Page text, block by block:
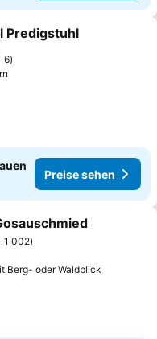
hinzufügen
Predigstuhl
6
Preise sehen
hinzufügen
1 002
Berg- oder Waldblick